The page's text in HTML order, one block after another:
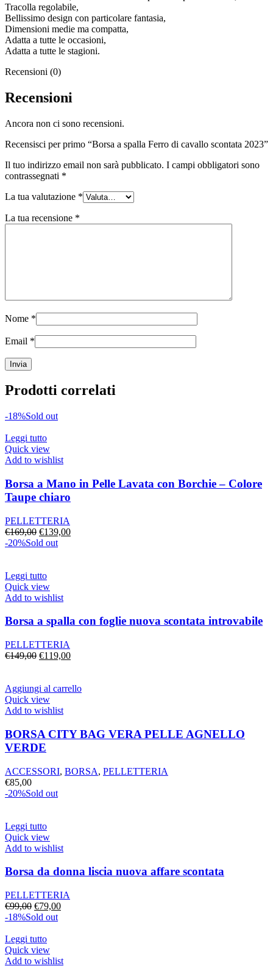
Tracolla regolabile,
Bellissimo design con particolare fantasia,
Dimensioni medie ma compatta,
Adatta a tutte le occasioni,
Adatta a tutte le stagioni.
Recensioni (0)
Recensioni
Ancora non ci sono recensioni.
Recensisci per primo “Borsa a spalla Ferro di cavallo scontata 2023”
Il tuo indirizzo email non sarà pubblicato. I campi obbligatori sono
contrassegnati *
La tua valutazione *
La tua recensione *
Nome *
Email *
Prodotti correlati
-18%Sold out
Leggi tutto
Quick view
Add to wishlist
Borsa a Mano in Pelle Lavata con Borchie – Colore
Taupe chiaro
PELLETTERIA
€169,00 Il
prezzo
€169,00.
€139,00Il
-20%Sold out
Leggi tutto
Quick view
Add to wishlist
Borsa a spalla con foglie nuova scontata introvabile
PELLETTERIA
€149,00 Il
era:
€149,00.
€119,00Il
è:
Aggiungi al carrello
Quick view
Add to wishlist
BORSA CITY BAG VERA PELLE AGNELLO
VERDE
ACCESSORI, BORSA, PELLETTERIA
€85,00
-20%Sold out
Leggi tutto
Quick view
Add to wishlist
Borsa da donna liscia nuova affare scontata
PELLETTERIA
€99,00 Il
prezzo
era:
€99,00.
€79,00Il
-18%Sold out
Leggi tutto
Quick view
Add to wishlist